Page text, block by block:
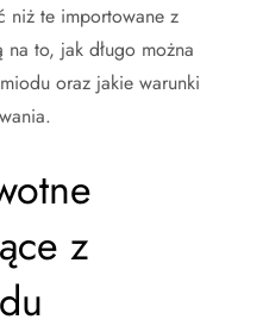
niż te importowane z
na to, jak długo można
oraz jakie warunki
z